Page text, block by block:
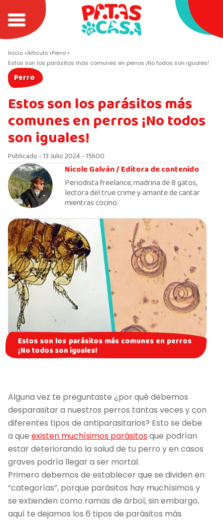
Inicio Articulo Perro
Estos son los parásitos más comunes en perros ¡No todos son iguales!
Perro
Estos son los parásitos más
comunes en perros ¡No todos
son iguales!
Publicado - 13 Julio 2024 - 15h00
Nicole Galván /Editora de contenido
Periodista freelance, madrina de 8 gatos,
lectora del true crime y amante de cantar
mientras cocino.
Estos son los parásitos más comunes en perros
¡No todos son iguales!
Alguna vez te preguntaste ¿por qué debemos
desparasitar a nuestros perros tantas veces y con
diferentes tipos de antiparasitarios? Esto se debe
a que existen muchísimos parásitosque podrían
estar deteriorando la salud de tu perro y en casos
graves podría llegar a ser mortal.
Primero debemos de establecer que se dividen en
“categorías”, porque parásitos hay muchísimos y
se extienden como ramas de árbol, sin embargo,
aquí te dejamos los 6 tipos de parásitos más